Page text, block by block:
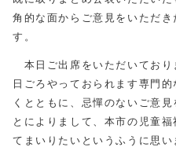
角的な面からご意見をいただ
す。
本日ご出席をいただいており
日ごろやっておられます専門
くとともに、忌憚のないご意
とによりまして、本市の児童
てまいりたいというふうに思